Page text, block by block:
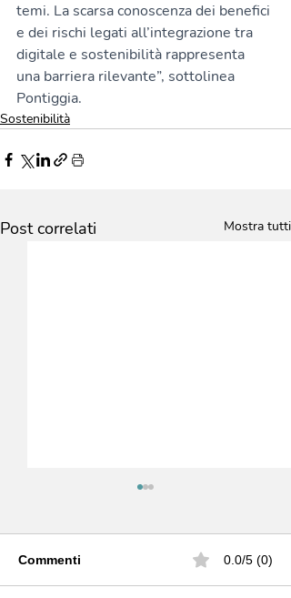
temi. La scarsa conoscenza dei benefici
e dei rischi legati all’integrazione tra
digitale e sostenibilità rappresenta
una barriera rilevante”, sottolinea
Pontiggia.
Sostenibilità
Post correlati Mostra tutti
Commenti 0.0/5 (0)